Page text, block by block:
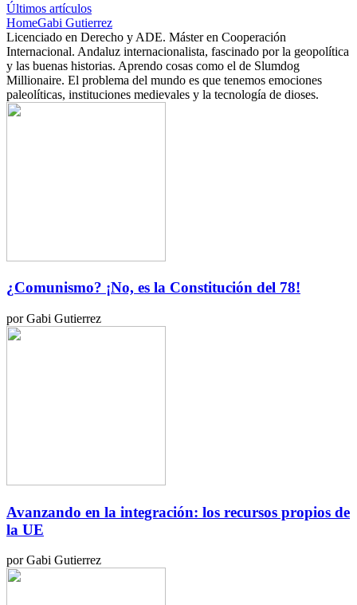
Últimos artículos
HomeGabi Gutierrez
Licenciado en Derecho y ADE. Máster en Cooperación
Internacional. Andaluz internacionalista, fascinado por la geopolítica
y las buenas historias. Aprendo cosas como el de Slumdog
Millionaire. El problema del mundo es que tenemos emociones
paleolíticas, instituciones medievales y la tecnología de dioses.
¿Comunismo? ¡No, es la Constitución del 78!
por Gabi Gutierrez
Avanzando en la integración: los recursos propios de
la UE
por Gabi Gutierrez